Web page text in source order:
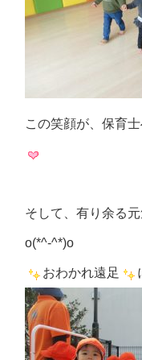
この笑顔が、保育
そして、有り余る
o(*^-^*)o
おわかれ遠足